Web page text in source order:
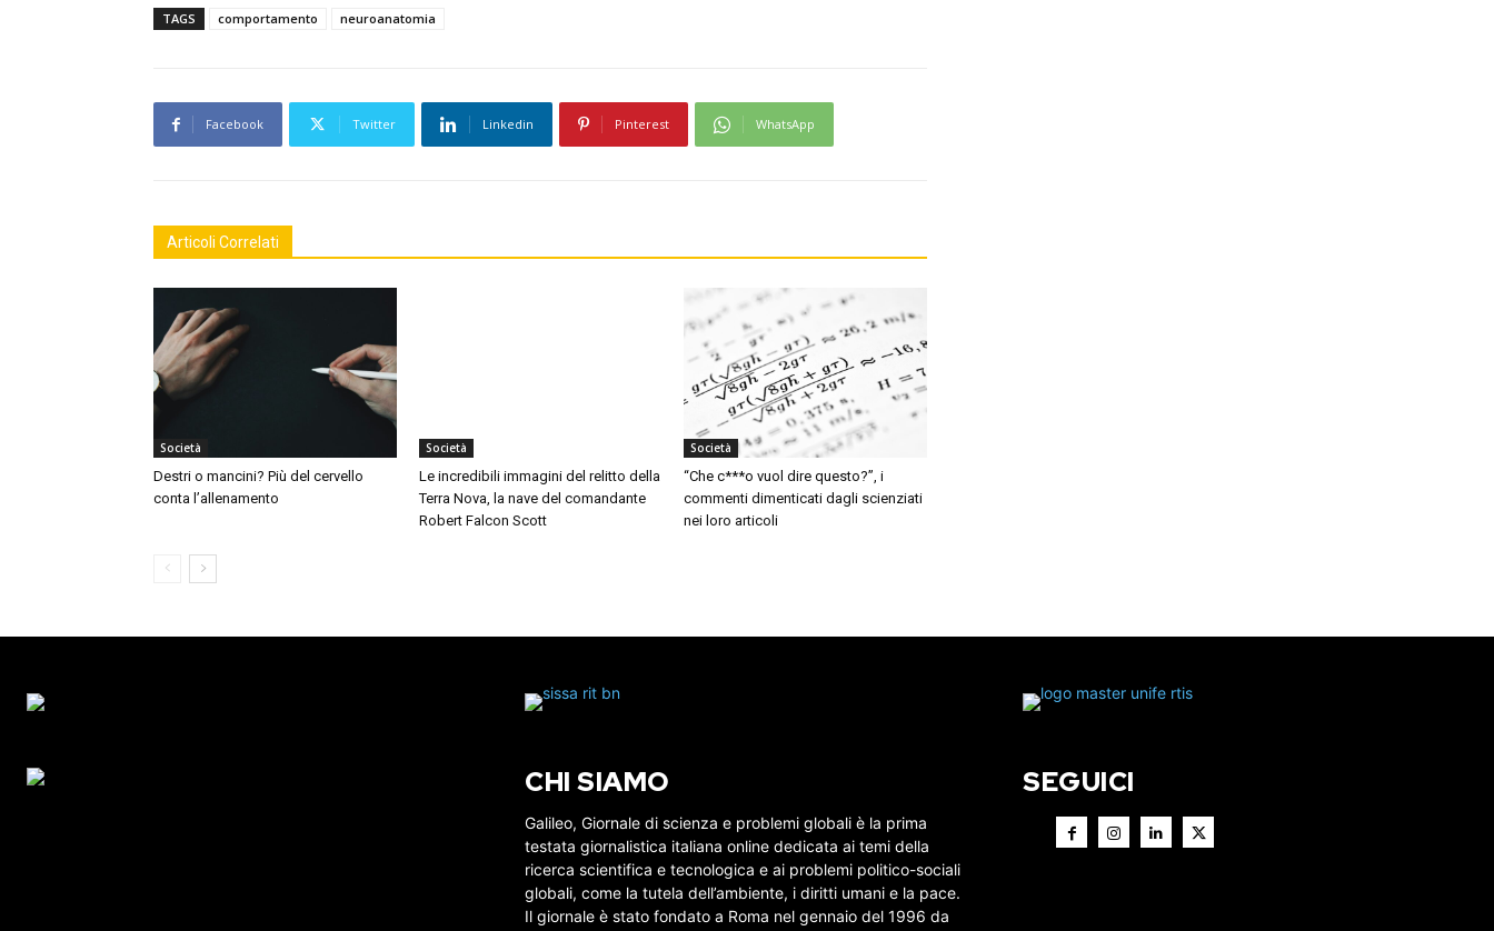
TAGS comportamento neuroanatomia
Facebook Twitter Linkedin Pinterest WhatsApp
Articoli Correlati
Società
Destri o mancini? Più del cervello
conta l’allenamento
Società
Le incredibili immagini del relitto della
Terra Nova, la nave del comandante
Robert Falcon Scott
Società
“Che c***o vuol dire questo?”, i
commenti dimenticati dagli scienziati
nei loro articoli
CHI SIAMO
Galileo, Giornale di scienza e problemi globali è la prima
testata giornalistica italiana online dedicata ai temi della
ricerca scientifica e tecnologica e ai problemi politico-sociali
globali, come la tutela dell’ambiente, i diritti umani e la pace.
Il giornale è stato fondato a Roma nel gennaio del 1996 da
SEGUICI